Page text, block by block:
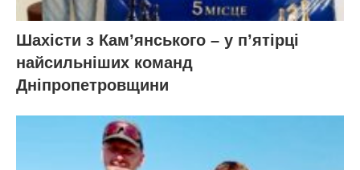
Шахісти з Кам’янського – у п’ятірці
найсильніших команд
Дніпропетровщини